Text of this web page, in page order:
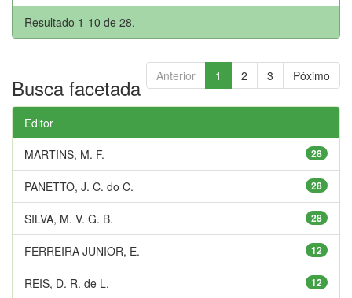
Resultado 1-10 de 28.
Anterior 1 2 3 Póximo
Busca facetada
Editor
28
MARTINS, M. F.
28
PANETTO, J. C. do C.
28
SILVA, M. V. G. B.
12
FERREIRA JUNIOR, E.
12
REIS, D. R. de L.